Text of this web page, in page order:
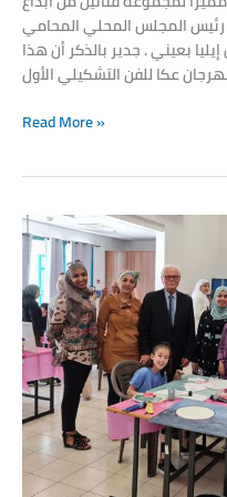
رئيس المجلس المحلي المحامي
بعيني . جدير بالذكر أن هذا
Read More »
Ibdaa
artists
performing
a
drawing
event
in
Arara